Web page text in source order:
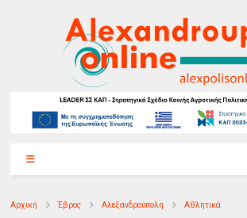
Αρχική Έβρος Αλεξανδρούπολη Αθλητικά